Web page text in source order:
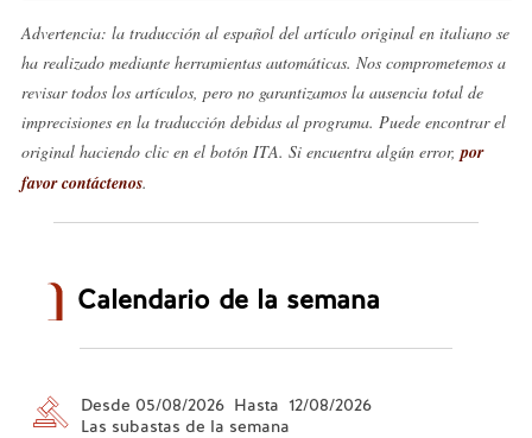
Advertencia: la traducción al español del artículo original en italiano se
ha realizado mediante herramientas automáticas. Nos comprometemos a
revisar todos los artículos, pero no garantizamos la ausencia total de
imprecisiones en la traducción debidas al programa. Puede encontrar el
original haciendo clic en el botón ITA. Si encuentra algún error,por
favor contáctenos.
Calendario de la semana
Desde 05/08/2026 Hasta 12/08/2026
Las subastas de la semana